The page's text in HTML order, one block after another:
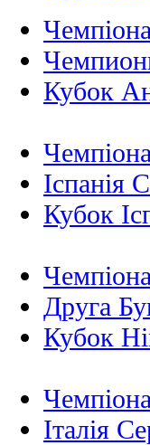
Кубок
Іспанія
Кубок
Друга
Кубок
Італія